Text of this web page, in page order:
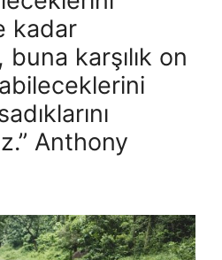
kadar
karşılık on
Anthony